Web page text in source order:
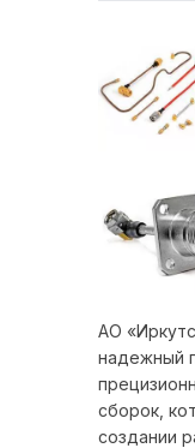
АО
надежный
сборок,
создании